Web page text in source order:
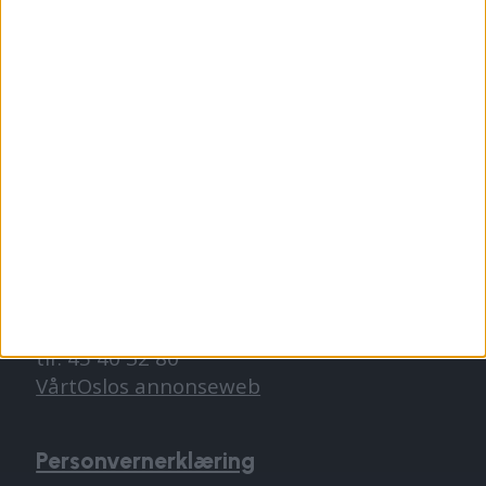
tlf: 45 40 32 80
VårtOslos annonseweb
Personvernerklæring